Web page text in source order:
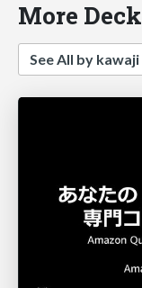
More
See All by kawaji